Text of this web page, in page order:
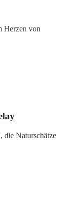
Herzen von
die Naturschätze